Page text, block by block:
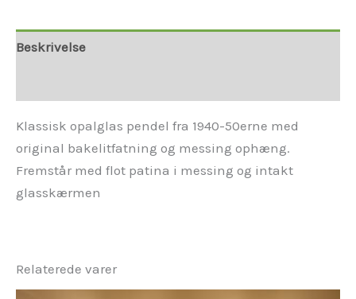
Beskrivelse
Klassisk opalglas pendel fra 1940-50erne med
original bakelitfatning og messing ophæng.
Fremstår med flot patina i messing og intakt
glasskærmen
Relaterede varer